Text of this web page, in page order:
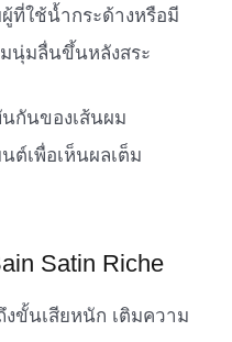
ที่ใช้น้ำกระด้างหรือมี
นุ่มลื่นขึ้นหลังสระ
กันของเส้นผม
ต์เพื่อเห็นผลเต็ม
Satin Riche
ขั้นเสียหนัก เติมความ